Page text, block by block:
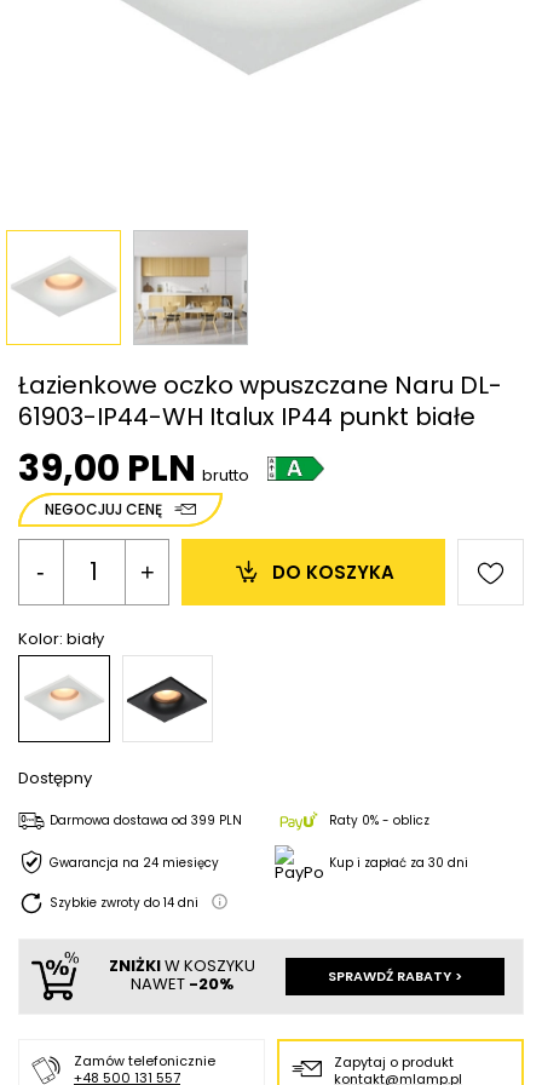
Łazienkowe oczko wpuszczane Naru DL-
61903-IP44-WH Italux IP44 punkt białe
39,00 PLN brutto
NEGOCJUJ CENĘ
Kolor: biały
- + DO KOSZYKA
Dostępny
Darmowa dostawa od 399 PLN Raty 0% - oblicz
Gwarancja na 24 miesięcy Kup i zapłać za 30 dni
Szybkie zwroty do 14 dni
ZNIŻKIW KOSZYKU
NAWET -20% SPRAWDŹ RABATY >
Zamów telefonicznie
+48 500 131 557
Zapytaj o produkt
kontakt@mlamp.pl